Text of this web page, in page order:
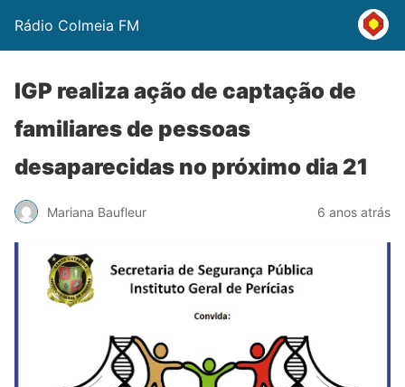
Rádio Colmeia FM
IGP realiza ação de captação de
familiares de pessoas
desaparecidas no próximo dia 21
Mariana Baufleur 6 anos atrás